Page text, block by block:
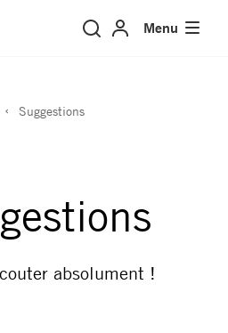
Menu
Suggestions
absolument !